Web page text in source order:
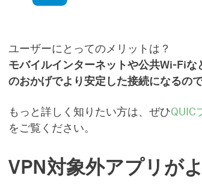
ユーザーにとってのメリットは？
モバイルインターネットや公共Wi-Fi
のおかげでより安定した接続になるので
もっと詳しく知りたい方は、ぜひQUIC
をご覧ください。
VPN対象外アプリが